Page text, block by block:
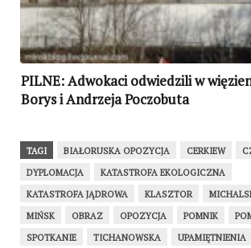
PILNE: Adwokaci odwiedzili w
Borys i Andrzeja Poczobuta
TAGI BIAŁORUSKA OPOZYCJA CERKIEW
DYPLOMACJA
KATASTROFA EKOLOGICZNA
KATASTROFA JĄDROWA
KLASZTOR
MIŃSK
OBRAZ OPOZYCJA POMNIK
SPOTKANIE
TICHANOWSKA UPAMIĘTNIENIA